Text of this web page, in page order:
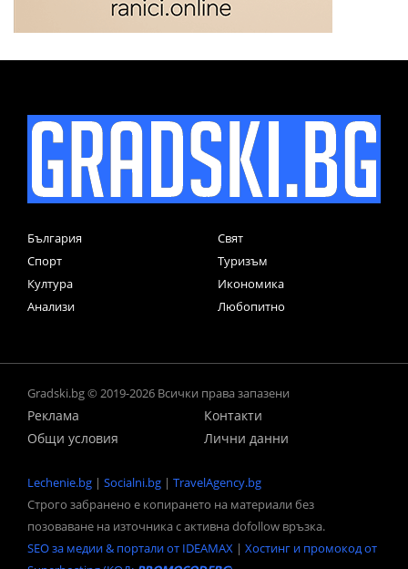
България
Свят
Спорт
Туризъм
Култура
Икономика
Анализи
Любопитно
Gradski.bg © 2019-2026 Всички права запазени
Реклама
Контакти
Общи условия
Лични данни
Lechenie.bg | Socialni.bg | TravelAgency.bg
Строго забранено е копирането на материали без
позоваване на източника с активна dofollow връзка.
SEO за медии & портали от IDEAMAX | Хостинг и промокод от